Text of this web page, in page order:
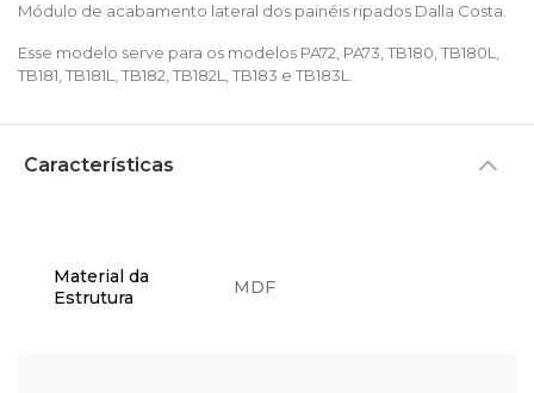
Módulo de acabamento lateral dos painéis ripados Dalla Costa.
Esse modelo serve para os modelos PA72, PA73, TB180, TB180L,
TB181, TB181L, TB182, TB182L, TB183 e TB183L.
Características
Material da
Estrutura
MDF